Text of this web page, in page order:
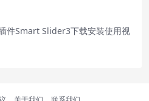
件Smart Slider3下载安装使用视